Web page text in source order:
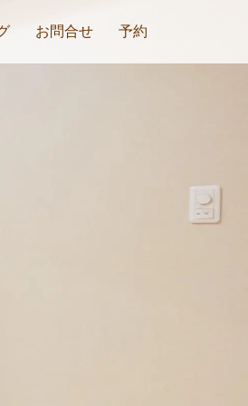
お問合せ 予約